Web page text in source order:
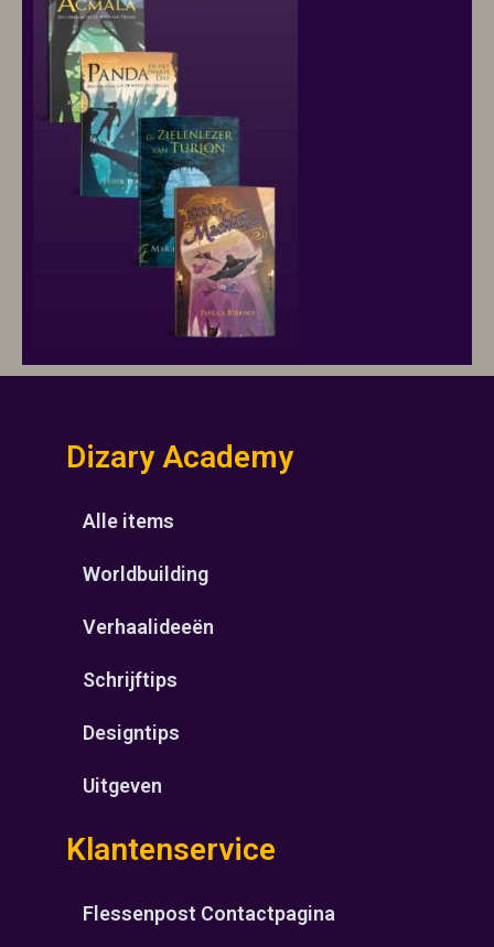
Dizary Academy
Alle items
Worldbuilding
Verhaalideeën
Schrijftips
Designtips
Uitgeven
Klantenservice
Flessenpost Contactpagina